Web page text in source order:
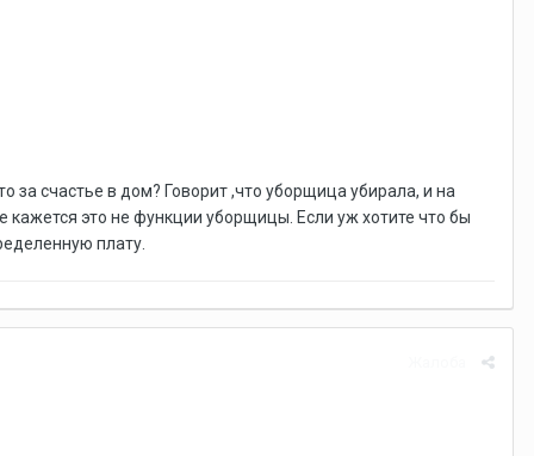
счастье в дом? Говорит ,что уборщица убирала, и на
кажется это не функции уборщицы. Если уж хотите что бы
плату.